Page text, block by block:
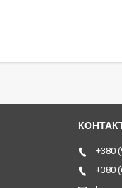
+380
+380